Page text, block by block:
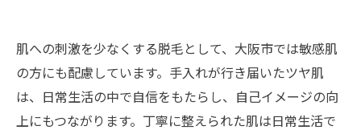
肌への刺激を少なくする脱毛として、大阪市では敏感肌
の方にも配慮しています。手入れが行き届いたツヤ肌
は、日常生活の中で自信をもたらし、自己イメージの向
上にもつながります。丁寧に整えられた肌は日常生活で